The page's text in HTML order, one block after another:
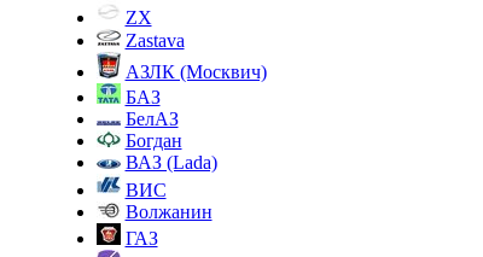
ZX
Zastava
АЗЛК (Москвич)
БАЗ
БелАЗ
Богдан
ВАЗ (Lada)
ВИС
Волжанин
ГАЗ